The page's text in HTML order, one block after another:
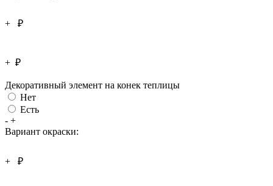
+ ₽
+ ₽
Декоративный элемент на конек теплицы
Нет
Есть
- +
Вариант окраски:
+ ₽